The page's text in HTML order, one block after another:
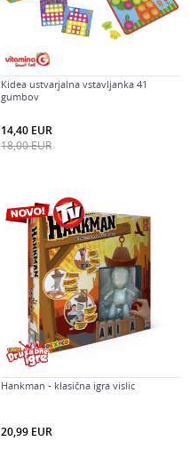
Kidea ustvarjalna vstavljanka 41
gumbov
14,40 EUR
18,00EUR
Hankman - klasična igra vislic
20,99 EUR